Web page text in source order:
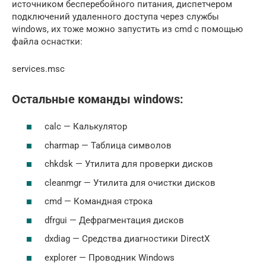
источником бесперебойного питания, диспетчером
подключений удаленного доступа через службы
windows, их тоже можно запустить из cmd с помощью
файла оснастки:
services.msc
Остальные команды windows:
calc — Калькулятор
charmap — Таблица символов
chkdsk — Утилита для проверки дисков
cleanmgr — Утилита для очистки дисков
cmd — Командная строка
dfrgui — Дефрагментация дисков
dxdiag — Средства диагностики DirectX
explorer — Проводник Windows